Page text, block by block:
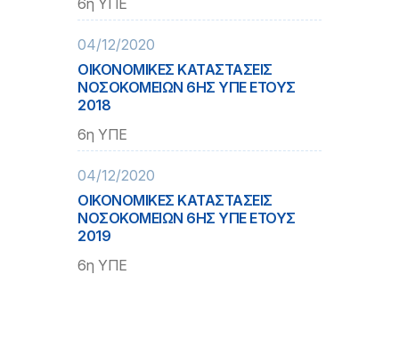
6η ΥΠΕ
04/12/2020
ΟΙΚΟΝΟΜΙΚΕΣ ΚΑΤΑΣΤΑΣΕΙΣ
ΝΟΣΟΚΟΜΕΙΩΝ 6ΗΣ ΥΠΕ ΕΤΟΥΣ
2018
6η ΥΠΕ
04/12/2020
ΟΙΚΟΝΟΜΙΚΕΣ ΚΑΤΑΣΤΑΣΕΙΣ
ΝΟΣΟΚΟΜΕΙΩΝ 6ΗΣ ΥΠΕ ΕΤΟΥΣ
2019
6η ΥΠΕ